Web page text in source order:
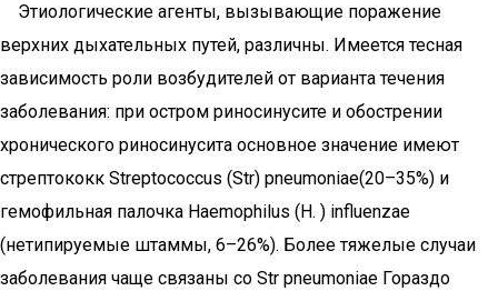
Этиологические агенты, вызывающие поражение
верхних дыхательных путей, различны. Имеется тесная
зависимость роли возбудителей от варианта течения
заболевания: при остром риносинусите и обострении
хронического риносинусита основное значение имеют
стрептококк Streptococcus (Str) pneumoniae(20–35%) и
гемофильная палочка Haemophilus (H. ) influenzae
(нетипируемые штаммы, 6–26%). Более тяжeлые случаи
заболевания чаще связаны со Str pneumoniae Гораздо